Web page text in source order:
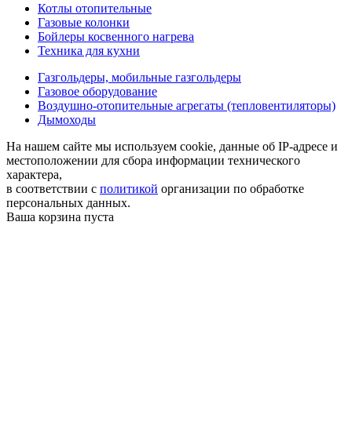
Котлы отопительные
Газовые колонки
Бойлеры косвенного нагрева
Техника для кухни
Газгольдеры, мобильные газгольдеры
Газовое оборудование
Воздушно-отопительные агрегаты (тепловентиляторы)
Дымоходы
На нашем сайте мы используем cookie, данные об IP-адресе и
местоположении для сбора информации технического
характера,
в соответствии с политикой организации по обработке
персональных данных.
Ваша корзина пуста